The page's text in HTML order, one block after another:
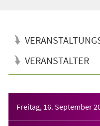
VERANSTALTER
Freitag, 16. September